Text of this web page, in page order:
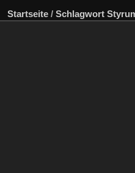
Startseite / Schlagwort